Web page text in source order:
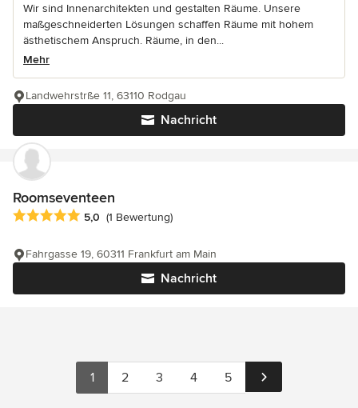
Wir sind Innenarchitekten und gestalten Räume. Unsere
maßgeschneiderten Lösungen schaffen Räume mit hohem
ästhetischem Anspruch. Räume, in den...
Mehr
Nachricht
Landwehrstrße 11, 63110 Rodgau
Roomseventeen
Durchschnittliche Bewertung: 5 von 5 Sternen
5,0 (1 Bewertung)
Nachricht
Fahrgasse 19, 60311 Frankfurt am Main
1 2 3 4 5